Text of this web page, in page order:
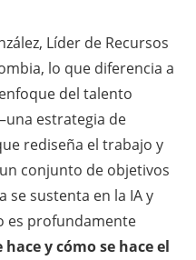
Líder de Recursos
lo que diferencia a
del talento
estrategia de
rediseña el trabajo y
conjunto de objetivos
se sustenta en la IA y
es profundamente
y cómo se hace el